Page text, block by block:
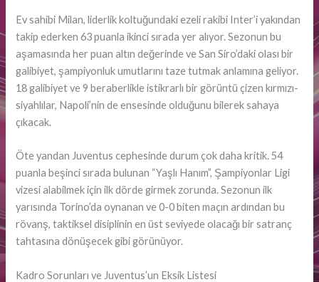
Ev sahibi Milan, liderlik koltuğundaki ezeli rakibi Inter’i yakından
takip ederken 63 puanla ikinci sırada yer alıyor. Sezonun bu
aşamasında her puan altın değerinde ve San Siro’daki olası bir
galibiyet, şampiyonluk umutlarını taze tutmak anlamına geliyor.
18 galibiyet ve 9 beraberlikle istikrarlı bir görüntü çizen kırmızı-
siyahlılar, Napoli’nin de ensesinde olduğunu bilerek sahaya
çıkacak.
Öte yandan Juventus cephesinde durum çok daha kritik. 54
puanla beşinci sırada bulunan “Yaşlı Hanım”, Şampiyonlar Ligi
vizesi alabilmek için ilk dörde girmek zorunda. Sezonun ilk
yarısında Torino’da oynanan ve 0-0 biten maçın ardından bu
rövanş, taktiksel disiplinin en üst seviyede olacağı bir satranç
tahtasına dönüşecek gibi görünüyor.
Kadro Sorunları ve Juventus’un Eksik Listesi